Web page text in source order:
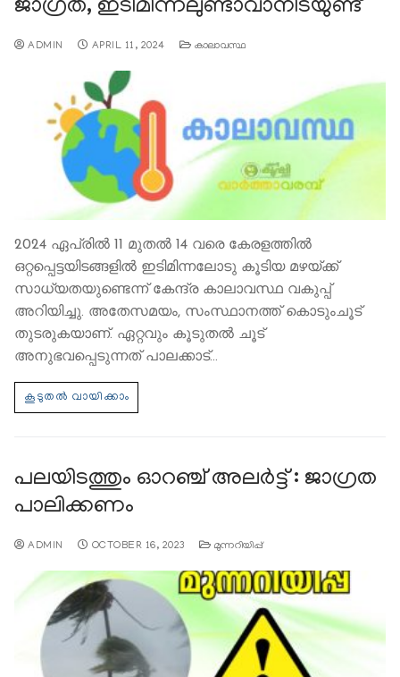
ജാഗ്രത, ഇടിമിന്നലുണ്ടാവാനിടയുണ്ട്
ADMIN APRIL 11, 2024 കാലാവസ്ഥ
2024 ഏപ്രിൽ 11 മുതൽ 14 വരെ കേരളത്തിൽ
ഒറ്റപ്പെട്ടയിടങ്ങളിൽ ഇടിമിന്നലോടു കൂടിയ മഴയ്ക്ക്
സാധ്യതയുണ്ടെന്ന് കേന്ദ്ര കാലാവസ്ഥ വകുപ്പ്
അറിയിച്ചു. അതേസമയം, സംസ്ഥാനത്ത് കൊടുംചൂട്
തുടരുകയാണ്. ഏറ്റവും കൂടുതൽ ചൂട്
അനുഭവപ്പെടുന്നത് പാലക്കാട്…
പലയിടത്തും ഓറഞ്ച് അലര്‍ട്ട് : ജാഗ്രത
പാലിക്കണം
ADMIN OCTOBER 16, 2023 മുന്നറിയിപ്പ്